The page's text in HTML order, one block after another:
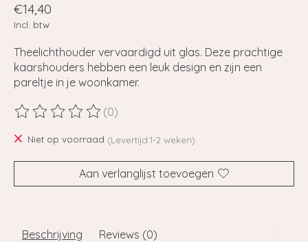
€14,40
Incl. btw
Theelichthouder vervaardigd uit glas. Deze prachtige
kaarshouders hebben een leuk design en zijn een
pareltje in je woonkamer.
De beoordeling van dit product is
(0)
Niet op voorraad (Levertijd:1-2 weken)
Aan verlanglijst toevoegen
Beschrijving Reviews (0)